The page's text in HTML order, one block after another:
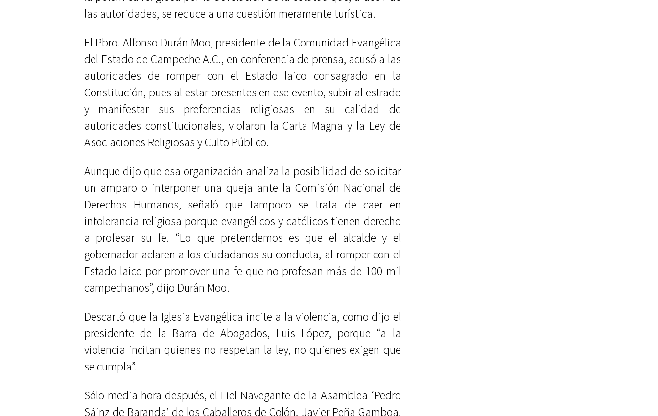
las autoridades, se reduce a una cuestión meramente turística.
El Pbro. Alfonso Durán Moo, presidente de la Comunidad Evangélica
del Estado de Campeche A.C., en conferencia de prensa, acusó a las
autoridades de romper con el Estado laico consagrado en la
Constitución, pues al estar presentes en ese evento, subir al estrado
y manifestar sus preferencias religiosas en su calidad de
autoridades constitucionales, violaron la Carta Magna y la Ley de
Asociaciones Religiosas y Culto Público.
Aunque dijo que esa organización analiza la posibilidad de solicitar
un amparo o interponer una queja ante la Comisión Nacional de
Derechos Humanos, señaló que tampoco se trata de caer en
intolerancia religiosa porque evangélicos y católicos tienen derecho
a profesar su fe. “Lo que pretendemos es que el alcalde y el
gobernador aclaren a los ciudadanos su conducta, al romper con el
Estado laico por promover una fe que no profesan más de 100 mil
campechanos”, dijo Durán Moo.
Descartó que la Iglesia Evangélica incite a la violencia, como dijo el
presidente de la Barra de Abogados, Luis López, porque “a la
violencia incitan quienes no respetan la ley, no quienes exigen que
se cumpla”.
Sólo media hora después, el Fiel Navegante de la Asamblea ‘Pedro
Sáinz de Baranda’ de los Caballeros de Colón, Javier Peña Gamboa,